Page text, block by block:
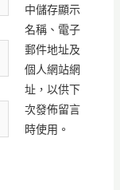
中儲存顯示
名稱、電子
郵件地址及
個人網站網
址，以供下
次發佈留言
時使用。